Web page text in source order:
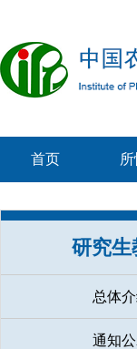
首页
研究生
总体
通知